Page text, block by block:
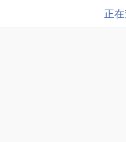
正